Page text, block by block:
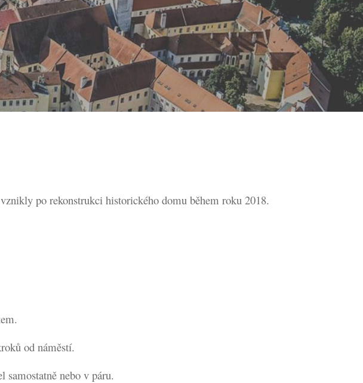
po rekonstrukci historického domu během roku 2018.
od náměstí.
samostatně nebo v páru.